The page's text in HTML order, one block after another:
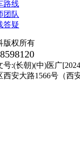
版权所有
:(长朝)(中)医广
安大路1566号（西